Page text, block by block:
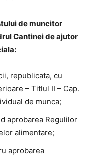
demuncitor
Cantinei de ajutor
republicata, cu
– Titlul II – Cap.
de munca;
aprobarea Regulilor
alimentare;
aprobarea